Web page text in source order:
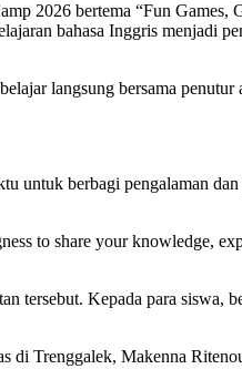
2026 bertema “Fun
bahasa Inggris menjadi
langsung bersama
untuk berbagi pengalaman
to share your knowledge,
tersebut. Kepada para siswa,
di Trenggalek, Makenna